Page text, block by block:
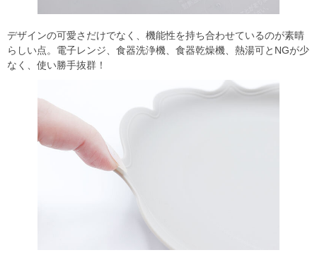
デザインの可愛さだけでなく、機能性を持ち合わせているのが素晴
らしい点。電子レンジ、食器洗浄機、食器乾燥機、熱湯可とNGが少
なく、使い勝手抜群！